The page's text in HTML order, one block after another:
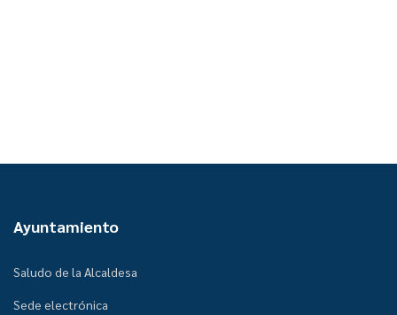
Ayuntamiento
Saludo de la Alcaldesa
Sede electrónica